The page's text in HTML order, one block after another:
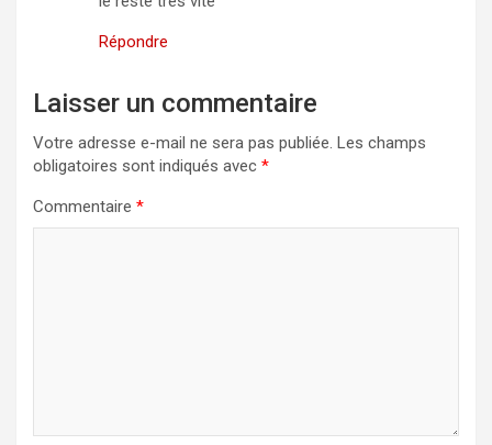
Répondre
Laisser un commentaire
Votre adresse e-mail ne sera pas publiée. Les champs
obligatoires sont indiqués avec *
Commentaire *